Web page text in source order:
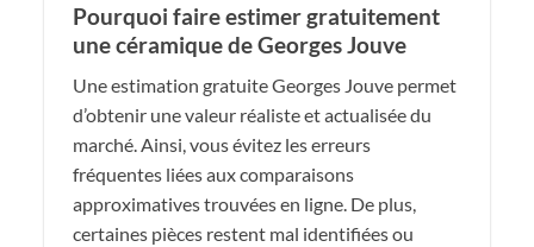
Pourquoi faire estimer gratuitement
une céramique de Georges Jouve
Une estimation gratuite Georges Jouve permet
d’obtenir une valeur réaliste et actualisée du
marché. Ainsi, vous évitez les erreurs
fréquentes liées aux comparaisons
approximatives trouvées en ligne. De plus,
certaines pièces restent mal identifiées ou